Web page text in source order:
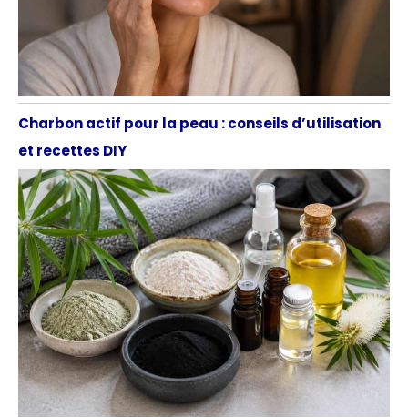
Charbon actif pour la peau : conseils d’utilisation
et recettes DIY